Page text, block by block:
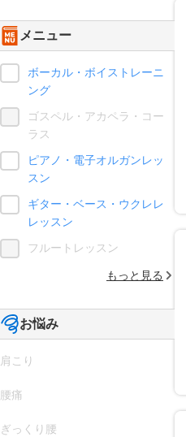
メニュー
ボーカル・ボイストレーニ
ング
ゴスペル・アカペラ・コー
ラス
ピアノ・電子オルガンレッ
スン
ギター・ベース・ウクレレ
レッスン
フルートレッスン
もっと見る
お悩み
肩こり
腰痛
ぎっくり腰